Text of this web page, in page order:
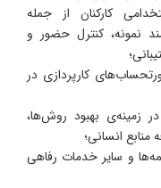
کارکنان از جمله
نمونه، کنترل حضور و
کارپردازی در
در زمینه‌ی بهبود روش‌ها،
منابع انسانی؛
و سایر خدمات رفاهی